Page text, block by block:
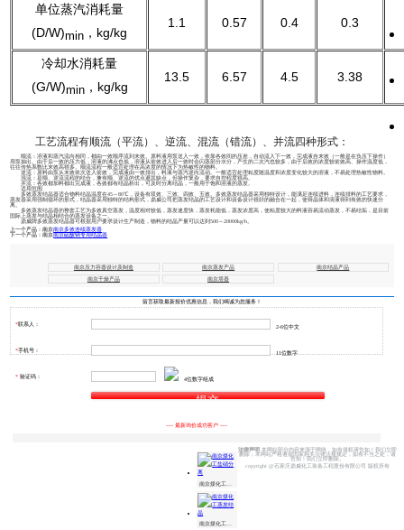
单位蒸汽消耗量
(D/W)min ，kg/kg
1.1 0.57 0.4 0.3
冷却水消耗量
(G/W)min，kg/kg
13.5 6.57 4.5 3.38
工艺流程有顺流（平流）、逆流、混流（错流）、并流四种形式：
顺流：溶液和蒸汽流向相同，都由一效顺序流到末效。原料液用泵送入一效，依靠各效间的压差，自动流入下一效，完成液自末效（一般是在负压下操作）
用泵抽出。由于后一效的压力低，溶液的沸点也低，溶液从前效进入后一效时会闪蒸部分水分，产生的二次汽也较多，由于后效的浓度较前效高、操作温度低，
往往传热系数比末效高很多。顺流流程一般适宜处理在高浓度的情况下为热敏性的物料。
逆流：原料由泵从末效依次送入前效，完成液由一效排出，料液与蒸汽逆向流动。一般适宜处理粘度随温度和浓度变化较大的溶液，不易处理热敏性物料。
混流：是顺、逆流流程的结合，兼有顺、逆流的优点避其缺点，但操作复杂，要求自控程度很高。
并流：各效都加料都出完成液，各效都有结晶析出，可及时分离结晶，一般用于饱和溶液的蒸发。
适用范围
多效蒸发结晶器适合物料结晶温度在45～80℃，设备有双效、三效、四效、五效。多效蒸发结晶器采用独特设计，能满足连续进料，连续排料的工艺要求，
蒸发器采用强制循环的形式，结晶器采用独特的结构形式，鼎威公司把蒸发结晶的工艺设计和设备设计很好的融合在一起，使得晶体和清液得到有效的快速分
离。
多效蒸发结晶器的整套工艺为多效真空蒸发，温度相对较低，蒸发速度快，蒸发耗能低，蒸发浓度高，使粘度较大的料液容易流动蒸发，不易结垢，是目前
国际上蒸发与结晶相结合的蒸发设备之一。
鼎威牌多效蒸发结晶器可根据用户要求设计生产制造，物料的结晶产量可以达到500～20000kg/h。
上一个产品：南京南京多效连续蒸发器
下一个产品：南京南京硫酸钠专用结晶器
南京压力容器设计及制造 南京蒸发产品 南京结晶产品
南京干燥产品 南京塔器
留言获取最新报价优惠信息，我们竭诚为您服务！
*联系人： 2-6位中文
*手机号： 11位数字
*验证码： 4位数字组成
---- 最新询价成功客户 ----
刘** 156****3333
孙** 138****54231天前
邓** 199****67872天前
赵** 156****75824天前
5天8小时前
骆** 156****36585天10小时前
邸** 177****57846天前
6天4小时前
7天10小时前
8天前
2小时前
相关产品
地
法律声明 本网站部分内容来源于网络，如有侵权请告知！我们立即
删除；本网站严格遵循国家相关法律法规规定，如有不当之处，请
告知！我们立即删除。
copyright @石家庄鼎威化工装备工程股份有限公司 版权所有